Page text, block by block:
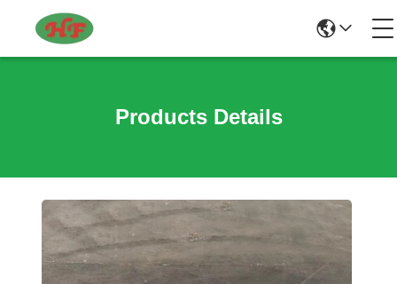
Products Details